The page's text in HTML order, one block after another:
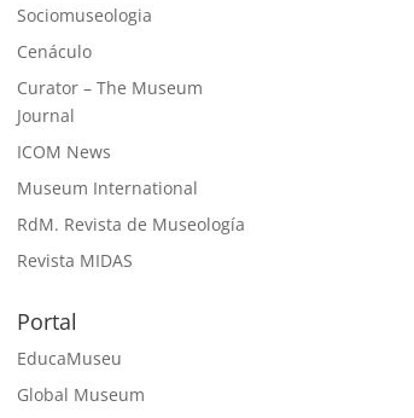
Sociomuseologia
Cenáculo
Curator – The Museum
Journal
ICOM News
Museum International
RdM. Revista de Museología
Revista MIDAS
Portal
EducaMuseu
Global Museum